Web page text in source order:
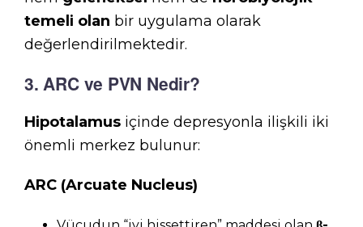
temeli olan bir uygulama olarak
değerlendirilmektedir.
3. ARC ve PVN Nedir?
Hipotalamus içinde depresyonla ilişkili iki
önemli merkez bulunur:
ARC (Arcuate Nucleus)